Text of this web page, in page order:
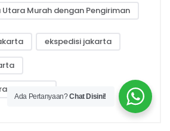
Murah dengan Pengiriman
ekspedisi jakarta
jakarta
Ada Pertanyaan?Chat Disini!